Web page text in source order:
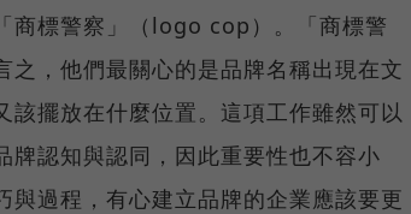
商標警察」（logo cop）。「商標警
，他們最關心的是品牌名稱出現在文
擺放在什麼位置。這項工作雖然可以
牌認知與認同，因此重要性也不容小
過程，有心建立品牌的企業應該要更